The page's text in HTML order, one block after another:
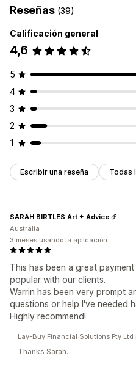
Reseñas (39)
Calificación general
4,6
5
4
3
2
1
Escribir una reseña Todas
This has been a great
popular with our clients.
Warrin has been very prompt
questions or help I've needed
Highly recommend!
SARAH BIRTLES Art + Advice
Australia
3 meses usando la aplicación
Lay-Buy Financial Solutions Pty
Thanks Sarah.